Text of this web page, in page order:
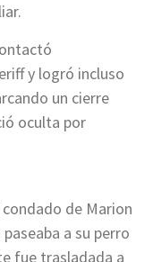
y logró incluso
un cierre
oculta por
de Marion
a su perro
fue trasladada a